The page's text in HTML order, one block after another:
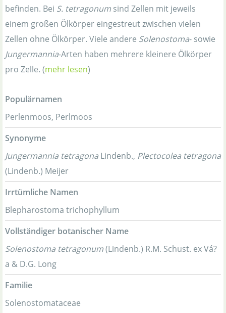
befinden. Bei S. tetragonum sind Zellen mit jeweils
einem großen Ölkörper eingestreut zwischen vielen
Zellen ohne Ölkörper. Viele andere Solenostoma- sowie
Jungermannia-Arten haben mehrere kleinere Ölkörper
pro Zelle. (mehr lesen)
Populärnamen
Perlenmoos, Perlmoos
Synonyme
Jungermannia tetragona Lindenb., Plectocolea tetragona
(Lindenb.) Meijer
Irrtümliche Namen
Blepharostoma trichophyllum
Vollständiger botanischer Name
Solenostoma tetragonum(Lindenb.) R.M. Schust. ex Vá?
a & D.G. Long
Familie
Solenostomataceae